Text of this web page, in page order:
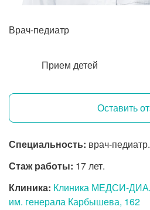
Врач-педиатр
Прием детей
Оставить
Специальность: врач-педиатр.
Стаж работы: 17 лет.
Клиника: Клиника МЕДСИ-
им. генерала Карбышева, 162